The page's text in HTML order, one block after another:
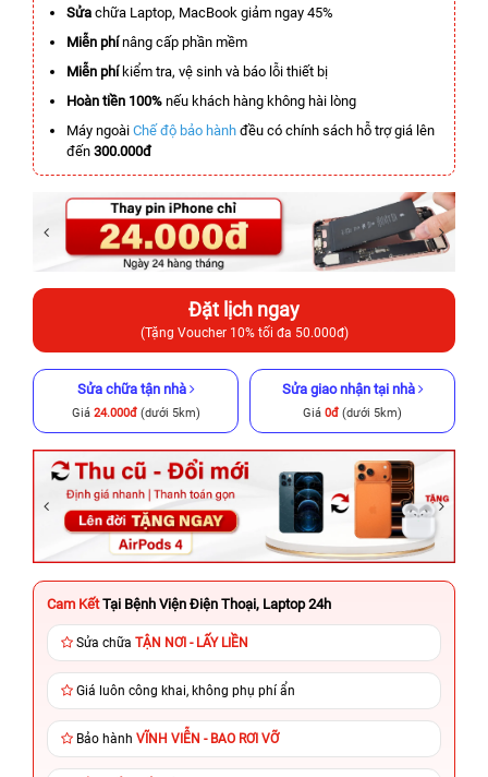
Sửa chữa Laptop, MacBook giảm ngay 45%
Miễn phínâng cấp phần mềm
Miễn phíkiểm tra, vệ sinh và báo lỗi thiết bị
Hoàn tiền 100% nếu khách hàng không hài lòng
Máy ngoài Chế độ bảo hành đều có chính sách hỗ trợ giá lên
đến 300.000đ
Đặt lịch ngay
(Tặng Voucher 10% tối đa 50.000đ)
Sửa chữa tận nhà
Giá 24.000đ(dưới 5km)
Sửa giao nhận tại nhà
Giá 0đ (dưới 5km)
Cam Kết Tại Bệnh Viện Điện Thoại, Laptop 24h
Sửa chữa TẬN NƠI - LẤY LIỀN
Giá luôn công khai, không phụ phí ẩn
Bảo hành VĨNH VIỄN - BAO RƠI VỠ